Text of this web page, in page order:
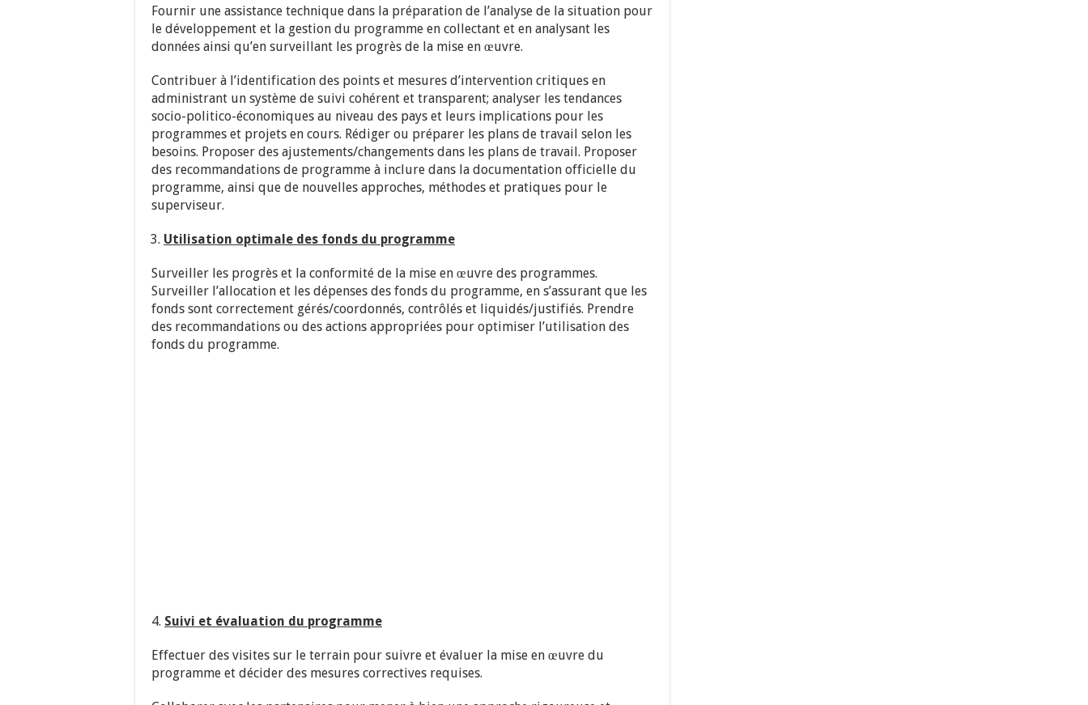
Fournir une assistance technique dans la préparation de l’analyse de la situation pour
le développement et la gestion du programme en collectant et en analysant les
données ainsi qu’en surveillant les progrès de la mise en œuvre.
Contribuer à l’identification des points et mesures d’intervention critiques en
administrant un système de suivi cohérent et transparent; analyser les tendances
socio-politico-économiques au niveau des pays et leurs implications pour les
programmes et projets en cours. Rédiger ou préparer les plans de travail selon les
besoins. Proposer des ajustements/changements dans les plans de travail. Proposer
des recommandations de programme à inclure dans la documentation officielle du
programme, ainsi que de nouvelles approches, méthodes et pratiques pour le
superviseur.
Utilisation optimale des fonds du programme
Surveiller les progrès et la conformité de la mise en œuvre des programmes.
Surveiller l’allocation et les dépenses des fonds du programme, en s’assurant que les
fonds sont correctement gérés/coordonnés, contrôlés et liquidés/justifiés. Prendre
des recommandations ou des actions appropriées pour optimiser l’utilisation des
fonds du programme.
4. Suivi et évaluation du programme
Effectuer des visites sur le terrain pour suivre et évaluer la mise en œuvre du
programme et décider des mesures correctives requises.